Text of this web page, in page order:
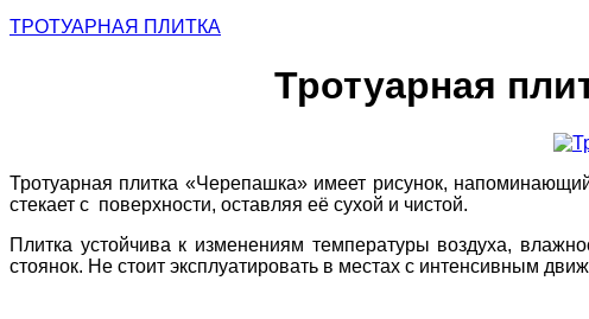
ТРОТУАРНАЯ ПЛИТКА
Тротуарная
Тротуарная плитка «Черепашка» имеет рисунок,
стекает с поверхности, оставляя её сухой и чистой.
Плитка устойчива к изменениям температуры воздуха,
стоянок. Не стоит эксплуатировать в местах с интенсивным